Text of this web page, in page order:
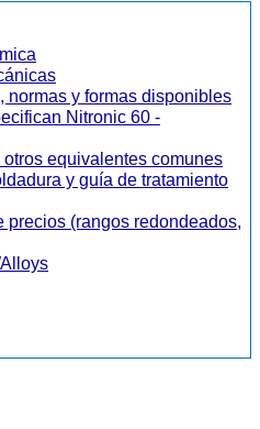
y formas disponibles
Nitronic 60 -
equivalentes comunes
y guía de tratamiento
(rangos redondeados,